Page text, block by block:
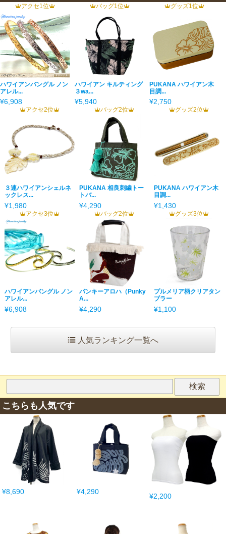
アクセ1位
ハワイアンバングル ノン
アレル...
¥6,908
バッグ1位
ハワイアン キルティング
３wa...
¥5,940
グッズ1位
PUKANA ハワイアン木
目調...
¥2,750
アクセ2位
３連ハワイアンシェルネ
ックレス...
¥1,980
バッグ2位
PUKANA 相良刺繍トー
トバ...
¥4,290
グッズ2位
PUKANA ハワイアン木
目調...
¥1,430
アクセ3位
ハワイアンバングル ノン
アレル...
¥6,908
バッグ2位
パンキーアロハ（Punky
A...
¥4,290
グッズ3位
プルメリア柄クリアタン
ブラー
¥1,100
人気ランキング一覧へ
こちらも人気です
¥8,690 ¥4,290
¥2,200